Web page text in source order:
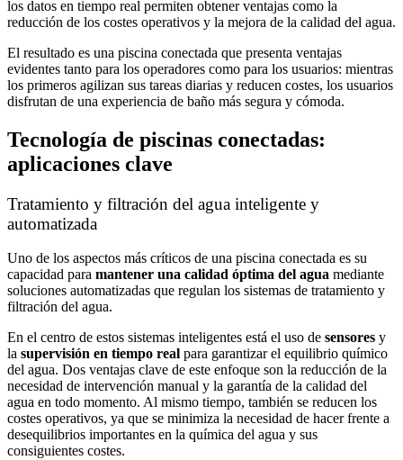
los datos en tiempo real permiten obtener ventajas como la
reducción de los costes operativos y la mejora de la calidad del agua.
El resultado es una piscina conectada que presenta ventajas
evidentes tanto para los operadores como para los usuarios: mientras
los primeros agilizan sus tareas diarias y reducen costes, los usuarios
disfrutan de una experiencia de baño más segura y cómoda.
Tecnología de piscinas conectadas:
aplicaciones clave
Tratamiento y filtración del agua inteligente y
automatizada
Uno de los aspectos más críticos de una piscina conectada es su
capacidad para mantener una calidad óptima del agua mediante
soluciones automatizadas que regulan los sistemas de tratamiento y
filtración del agua.
En el centro de estos sistemas inteligentes está el uso de sensores y
la supervisión en tiempo real para garantizar el equilibrio químico
del agua. Dos ventajas clave de este enfoque son la reducción de la
necesidad de intervención manual y la garantía de la calidad del
agua en todo momento. Al mismo tiempo, también se reducen los
costes operativos, ya que se minimiza la necesidad de hacer frente a
desequilibrios importantes en la química del agua y sus
consiguientes costes.